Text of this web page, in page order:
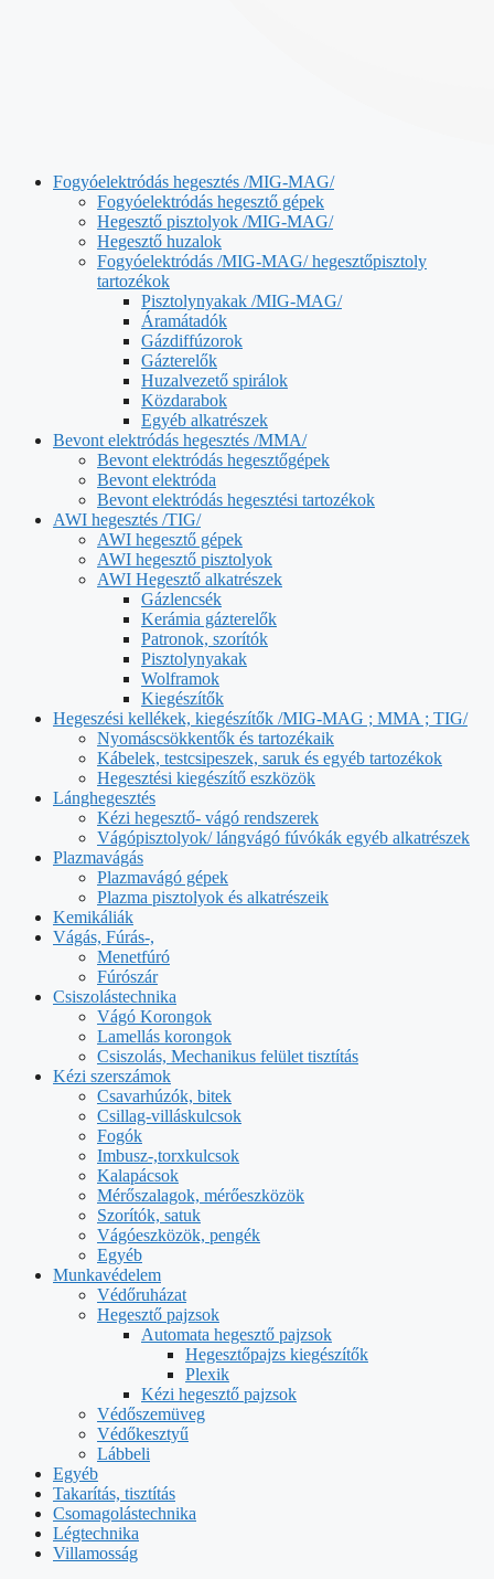
Fogyóelektródás hegesztés /MIG-MAG/
Fogyóelektródás hegesztő gépek
Hegesztő pisztolyok /MIG-MAG/
Hegesztő huzalok
Fogyóelektródás /MIG-MAG/ hegesztőpisztoly
tartozékok
Pisztolynyakak /MIG-MAG/
Áramátadók
Gázdiffúzorok
Gázterelők
Huzalvezető spirálok
Közdarabok
Egyéb alkatrészek
Bevont elektródás hegesztés /MMA/
Bevont elektródás hegesztőgépek
Bevont elektróda
Bevont elektródás hegesztési tartozékok
AWI hegesztés /TIG/
AWI hegesztő gépek
AWI hegesztő pisztolyok
AWI Hegesztő alkatrészek
Gázlencsék
Kerámia gázterelők
Patronok, szorítók
Pisztolynyakak
Wolframok
Kiegészítők
Hegeszési kellékek, kiegészítők /MIG-MAG ; MMA ; TIG/
Nyomáscsökkentők és tartozékaik
Kábelek, testcsipeszek, saruk és egyéb tartozékok
Hegesztési kiegészítő eszközök
Lánghegesztés
Kézi hegesztő- vágó rendszerek
Vágópisztolyok/ lángvágó fúvókák egyéb alkatrészek
Plazmavágás
Plazmavágó gépek
Plazma pisztolyok és alkatrészeik
Kemikáliák
Vágás, Fúrás-,
Menetfúró
Fúrószár
Csiszolástechnika
Vágó Korongok
Lamellás korongok
Csiszolás, Mechanikus felület tisztítás
Kézi szerszámok
Csavarhúzók, bitek
Csillag-villáskulcsok
Fogók
Imbusz-,torxkulcsok
Kalapácsok
Mérőszalagok, mérőeszközök
Szorítók, satuk
Vágóeszközök, pengék
Egyéb
Munkavédelem
Védőruházat
Hegesztő pajzsok
Automata hegesztő pajzsok
Hegesztőpajzs kiegészítők
Plexik
Kézi hegesztő pajzsok
Védőszemüveg
Védőkesztyű
Lábbeli
Egyéb
Takarítás, tisztítás
Csomagolástechnika
Légtechnika
Villamosság